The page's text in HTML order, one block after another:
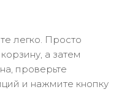
легко. Просто
а затем
проверьте
и нажмите кнопку